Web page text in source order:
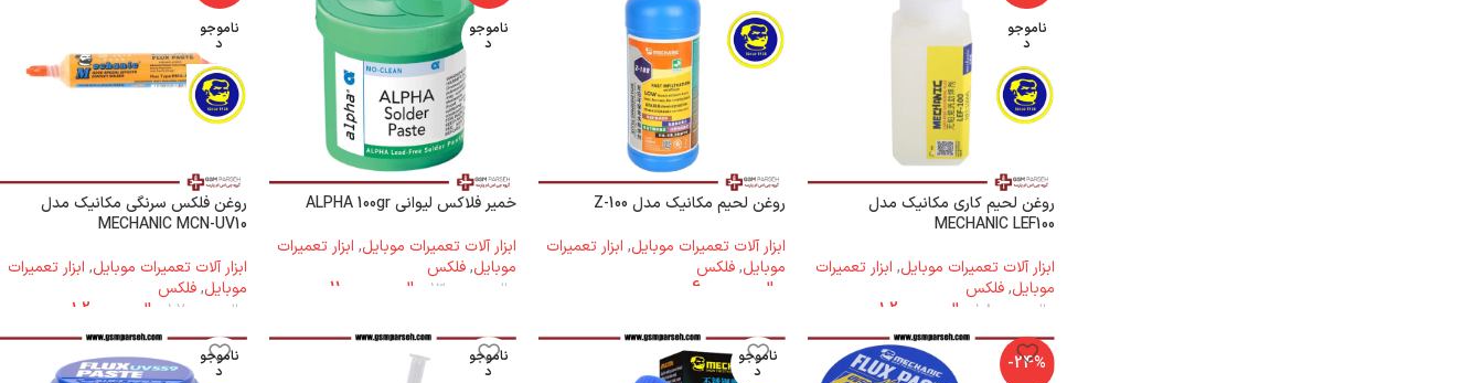
ناموجو
د
روغن لحیم کاری مکانیک مدل
MECHANIC LEF100
ابزار آلات تعمیرات موبایل, ابزار تعمیرات
موبایل,فلکس
ریال ریال
روغن لحیم مکانیک مدل Z-100
ابزار آلات تعمیرات موبایل, ابزار تعمیرات
موبایل,فلکس
ریال
ناموجو
د
خمیر فلاکس لیوانی ALPHA 100gr
ابزار آلات تعمیرات موبایل, ابزار تعمیرات
موبایل,فلکس
ریال ریال
ناموجو
د
روغن فلکس سرنگی مکانیک مدل
MECHANIC MCN-UV10
ابزار آلات تعمیرات موبایل, ابزار تعمیرات
موبایل,فلکس
ریال ریال
-24% ناموجو
د
ناموجو
د
ناموجو
د